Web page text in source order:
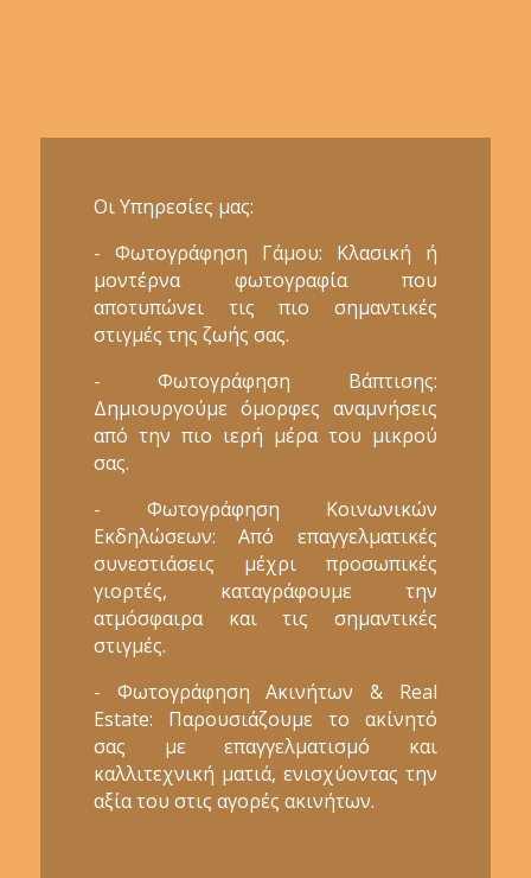
Οι Υπηρεσίες μας:
- Φωτογράφηση Γάμου: Κλασική ή
μοντέρνα φωτογραφία που
αποτυπώνει τις πιο σημαντικές
στιγμές της ζωής σας.
- Φωτογράφηση Βάπτισης:
Δημιουργούμε όμορφες αναμνήσεις
από την πιο ιερή μέρα του μικρού
σας.
- Φωτογράφηση Κοινωνικών
Εκδηλώσεων: Από επαγγελματικές
συνεστιάσεις μέχρι προσωπικές
γιορτές, καταγράφουμε την
ατμόσφαιρα και τις σημαντικές
στιγμές.
- Φωτογράφηση Ακινήτων & Real
Estate: Παρουσιάζουμε το ακίνητό
σας με επαγγελματισμό και
καλλιτεχνική ματιά, ενισχύοντας την
αξία του στις αγορές ακινήτων.